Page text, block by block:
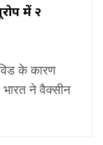
में २
के कारण
भारत ने वैक्सीन